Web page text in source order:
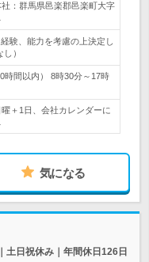
：群馬県邑楽郡邑楽町大字
験、能力を考慮の上決定し
）
時間以内） 8時30分～17時
＋1日、会社カレンダーに
気になる
土日祝休み｜年間休日126日